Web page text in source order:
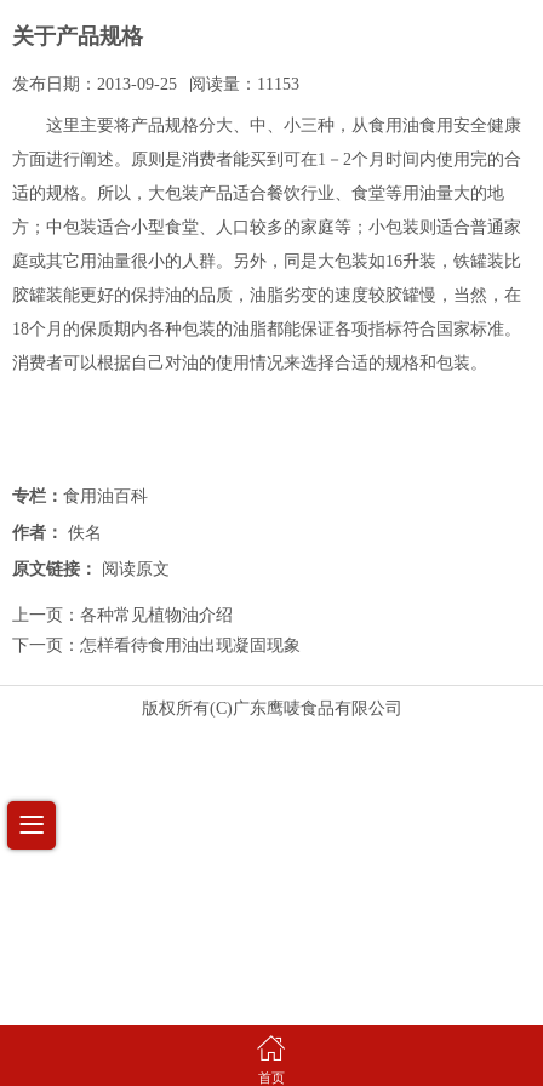
关于产品规格
发布日期： 2013-09-25 阅读量： 11153
这里主要将产品规格分大、中、小三种，从食用油食用安全健康
方面进行阐述。原则是消费者能买到可在1－2个月时间内使用完的合
适的规格。所以，大包装产品适合餐饮行业、食堂等用油量大的地
方；中包装适合小型食堂、人口较多的家庭等；小包装则适合普通家
庭或其它用油量很小的人群。另外，同是大包装如16升装，铁罐装比
胶罐装能更好的保持油的品质，油脂劣变的速度较胶罐慢，当然，在
18个月的保质期内各种包装的油脂都能保证各项指标符合国家标准。
消费者可以根据自己对油的使用情况来选择合适的规格和包装。
专栏： 食用油百科
作者： 佚名
原文链接：
阅读原文
上一页： 各种常见植物油介绍
下一页： 怎样看待食用油出现凝固现象
版权所有(C)广东鹰唛食品有限公司
首页